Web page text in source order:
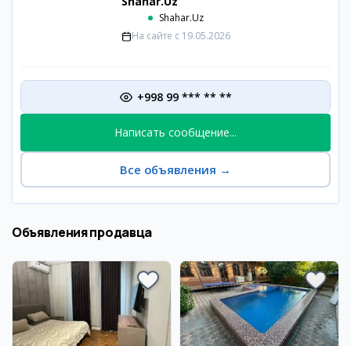
Shahar.Uz
На сайте с 19.05.2026
+998 99 *** ** **
Написать сообщение...
Все объявления →
Объявления продавца